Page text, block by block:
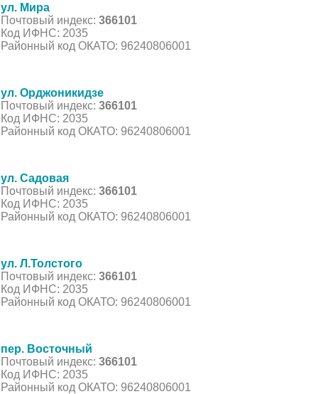
ул. Мира
Почтовый индекс: 366101
Код ИФНС: 2035
Районный код ОКАТО: 96240806001
ул. Орджоникидзе
Почтовый индекс: 366101
Код ИФНС: 2035
Районный код ОКАТО: 96240806001
ул. Садовая
Почтовый индекс: 366101
Код ИФНС: 2035
Районный код ОКАТО: 96240806001
ул. Л.Толстого
Почтовый индекс: 366101
Код ИФНС: 2035
Районный код ОКАТО: 96240806001
пер. Восточный
Почтовый индекс: 366101
Код ИФНС: 2035
Районный код ОКАТО: 96240806001